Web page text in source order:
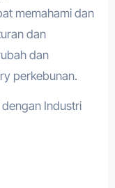
memahami dan
dan
dan
perkebunan.
dengan Industri